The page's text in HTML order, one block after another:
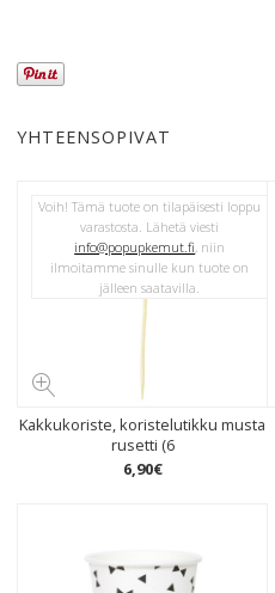
YHTEENSOPIVAT
Kakkukoriste, koristelutikku musta
rusetti (6
6,90€
Voih! Tämä tuote on tilapäisesti loppu
varastosta. Lähetä viesti
info@popupkemut.fi, niin
ilmoitamme sinulle kun tuote on
jälleen saatavilla.